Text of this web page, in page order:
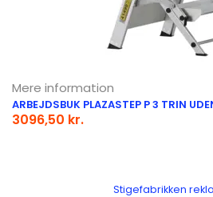
Mere information
ARBEJDSBUK PLAZASTEP P 3 TRIN
3096,50 kr.
Stigefabrikken